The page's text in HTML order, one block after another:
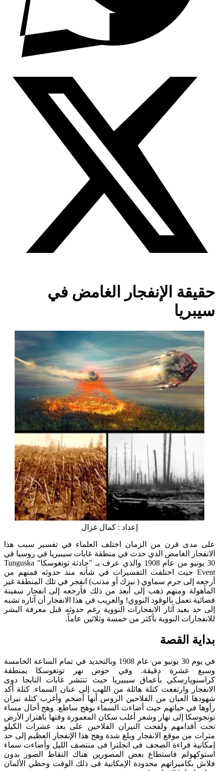
حقيقة الإنفجار الغامض في
سيبريا
إعداد : كمال غزال
على مدى قرن من الزمان اختلف العلماء في تفسير سبب هذا
الانفجار الغامض الذي حدث في منطقة غابات سيبيريا في روسيا في
30 يونيو من عام 1908 والذي عرف بـ "حادثة تونغوسكا" Tunguska
Event حيث اختلفت التفسيرات في شأنه منذ حدوثه فمنهم من
أرجعه إلى جرم سماوي ( نيزك أو مذنب) انفجر في تلك المنطقة غير
المأهولة ومنهم ذهب إلى أبعد من ذلك فأرجعه إلى انفجار سفينة
فضائية تعمل بالوقود النووي! والغريب في هذا الانفجار أن آثاره تشبه
إلى حد بعيد آثار الانفجارات النووية رغم حدوثه قبل معرفة البشر
للانفجارات النووية بأكثر من خمسة وثلاثين عاماً.
بداية القصة
في يوم 30 يونيو من عام 1908 وبالتحديد في تمام الساعة الخامسة
وسبع عشرة دقيقة. وفي حوض نهر تونغوسكا بمنطقة
كراسنويارسكي بأعماق سيبيريا حيث تنتشر غابات التايجا دوى
الانفجار وارتفعت كتلة هائلة من اللهب إلى عنان السماء. كتلة أكد
شهودها العيان من الفلاحين الروس أنها أضخم وأغرب كتلة نيران
رأوها في حياتهم حيث أضاءت السماء بوهج ساطع. وهج أحال مساء
تونجوسكا إلى نهار وشعر أغلب سكان المعمورة وقتها باهتزاز الأرض
تحت أقدامهم ولفحت النيران الفلاحين على بعد عشرات الكيلو
مترات من موقع الانفجار وبلغ شدة وهج هذا الإنفجار العظيم إلى حد
إمكانية قراءة الصحف فى انجلترا فى منتصف الليل وأضاءت سماء
استوكهولم فاستطاع بعض المصورين هناك التقاط الصور بدون
فلاش بكاميراتهم محدودة الإمكانية فى ذلك الوقت وحظي الألمان